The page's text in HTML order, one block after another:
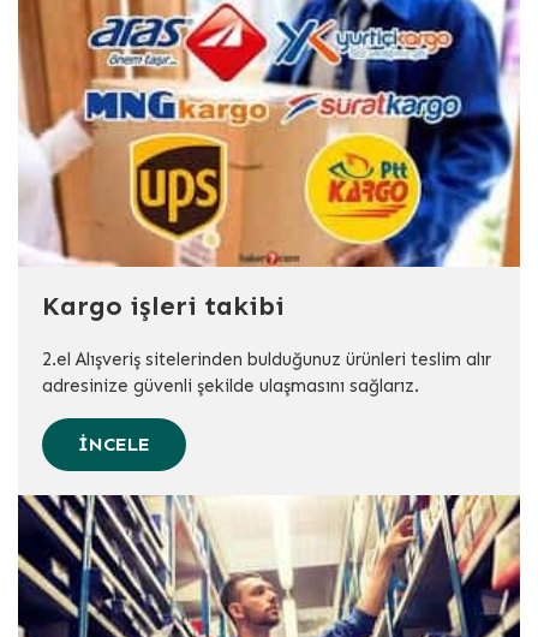
Kargo işleri takibi
2.el Alışveriş sitelerinden bulduğunuz ürünleri teslim alır
adresinize güvenli şekilde ulaşmasını sağlarız.
İNCELE